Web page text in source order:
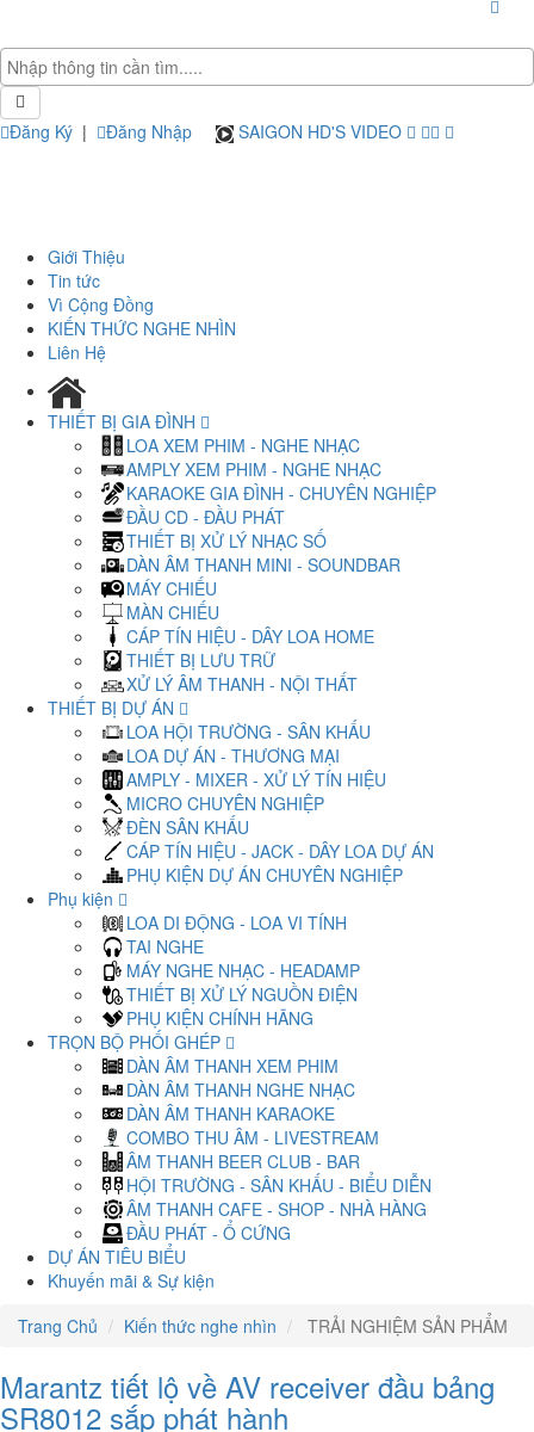
Đăng Ký | Đăng Nhập SAIGON HD'S VIDEO
Giới Thiệu
Tin tức
Vì Cộng Đồng
KIẾN THỨC NGHE NHÌN
Liên Hệ
THIẾT BỊ GIA ĐÌNH
LOA XEM PHIM - NGHE NHẠC
AMPLY XEM PHIM - NGHE NHẠC
KARAOKE GIA ĐÌNH - CHUYÊN NGHIỆP
ĐẦU CD - ĐẦU PHÁT
THIẾT BỊ XỬ LÝ NHẠC SỐ
DÀN ÂM THANH MINI - SOUNDBAR
MÁY CHIẾU
MÀN CHIẾU
CÁP TÍN HIỆU - DÂY LOA HOME
THIẾT BỊ LƯU TRỮ
XỬ LÝ ÂM THANH - NỘI THẤT
THIẾT BỊ DỰ ÁN
LOA HỘI TRƯỜNG - SÂN KHẤU
LOA DỰ ÁN - THƯƠNG MẠI
AMPLY - MIXER - XỬ LÝ TÍN HIỆU
MICRO CHUYÊN NGHIỆP
ĐÈN SÂN KHẤU
CÁP TÍN HIỆU - JACK - DÂY LOA DỰ ÁN
PHỤ KIỆN DỰ ÁN CHUYÊN NGHIỆP
Phụ kiện
LOA DI ĐỘNG - LOA VI TÍNH
TAI NGHE
MÁY NGHE NHẠC - HEADAMP
THIẾT BỊ XỬ LÝ NGUỒN ĐIỆN
PHỤ KIỆN CHÍNH HÃNG
TRỌN BỘ PHỐI GHÉP
DÀN ÂM THANH XEM PHIM
DÀN ÂM THANH NGHE NHẠC
DÀN ÂM THANH KARAOKE
COMBO THU ÂM - LIVESTREAM
ÂM THANH BEER CLUB - BAR
HỘI TRƯỜNG - SÂN KHẤU - BIỂU DIỄN
ÂM THANH CAFE - SHOP - NHÀ HÀNG
ĐẦU PHÁT - Ổ CỨNG
DỰ ÁN TIÊU BIỂU
Khuyến mãi & Sự kiện
Trang Chủ
Kiến thức nghe nhìn TRẢI NGHIỆM SẢN PHẨM
Marantz tiết lộ về AV receiver đầu bảng
SR8012 sắp phát hành